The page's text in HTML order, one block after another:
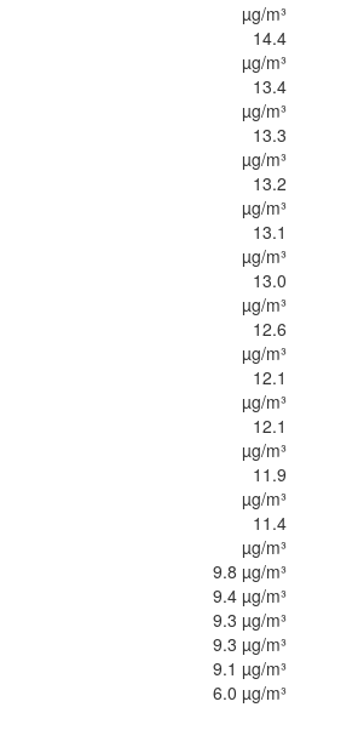
µg/m³
14.4
µg/m³
13.4
µg/m³
13.3
µg/m³
13.2
µg/m³
13.1
µg/m³
13.0
µg/m³
12.6
µg/m³
12.1
µg/m³
12.1
µg/m³
11.9
µg/m³
11.4
µg/m³
9.8 µg/m³
9.4 µg/m³
9.3 µg/m³
9.3 µg/m³
9.1 µg/m³
6.0 µg/m³